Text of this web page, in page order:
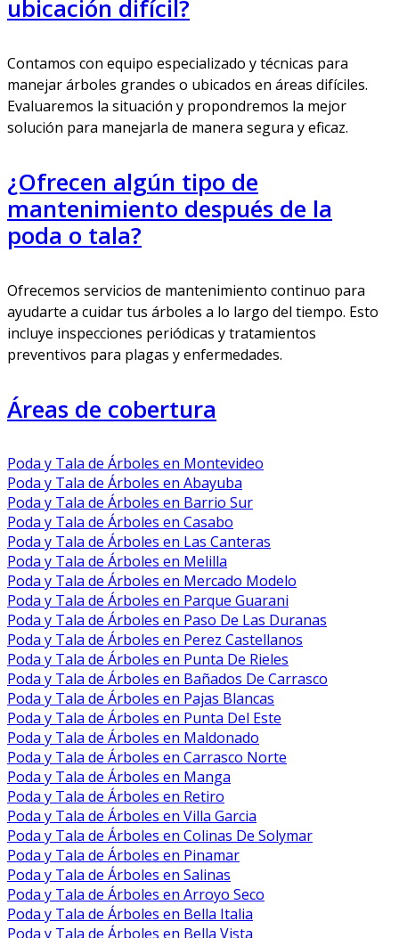
ubicación difícil?
Contamos con equipo especializado y técnicas para
manejar árboles grandes o ubicados en áreas difíciles.
Evaluaremos la situación y propondremos la mejor
solución para manejarla de manera segura y eficaz.
¿Ofrecen algún tipo de
mantenimiento después de la
poda o tala?
Ofrecemos servicios de mantenimiento continuo para
ayudarte a cuidar tus árboles a lo largo del tiempo. Esto
incluye inspecciones periódicas y tratamientos
preventivos para plagas y enfermedades.
Áreas de cobertura
Poda y Tala de Árboles en Montevideo
Poda y Tala de Árboles en Abayuba
Poda y Tala de Árboles en Barrio Sur
Poda y Tala de Árboles en Casabo
Poda y Tala de Árboles en Las Canteras
Poda y Tala de Árboles en Melilla
Poda y Tala de Árboles en Mercado Modelo
Poda y Tala de Árboles en Parque Guarani
Poda y Tala de Árboles en Paso De Las Duranas
Poda y Tala de Árboles en Perez Castellanos
Poda y Tala de Árboles en Punta De Rieles
Poda y Tala de Árboles en Bañados De Carrasco
Poda y Tala de Árboles en Pajas Blancas
Poda y Tala de Árboles en Punta Del Este
Poda y Tala de Árboles en Maldonado
Poda y Tala de Árboles en Carrasco Norte
Poda y Tala de Árboles en Manga
Poda y Tala de Árboles en Retiro
Poda y Tala de Árboles en Villa Garcia
Poda y Tala de Árboles en Colinas De Solymar
Poda y Tala de Árboles en Pinamar
Poda y Tala de Árboles en Salinas
Poda y Tala de Árboles en Arroyo Seco
Poda y Tala de Árboles en Bella Italia
Poda y Tala de Árboles en Bella Vista